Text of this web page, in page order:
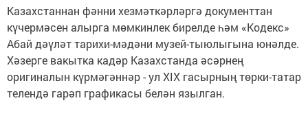
Казахстаннан фәнни хезмәткәрләргә документтан
күчермәсен алырга мөмкинлек бирелде һәм «Кодекс»
Абай дәүләт тарихи-мәдәни музей-тыюлыгына юнәлде.
Хәзерге вакытка кадәр Казахстанда әсәрнең
оригиналын күрмәгәннәр - ул XIX гасырның төрки-татар
телендә гарәп графикасы белән язылган.